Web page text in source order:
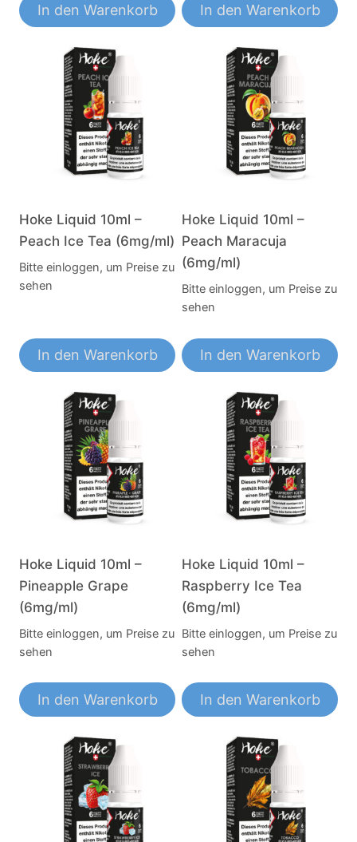
In den Warenkorb In den Warenkorb
Hoke Liquid 10ml –
Peach Ice Tea (6mg/ml)
Bitte einloggen, um Preise zu
sehen
In den Warenkorb
Hoke Liquid 10ml –
Peach Maracuja
(6mg/ml)
Bitte einloggen, um Preise zu
sehen
In den Warenkorb
Hoke Liquid 10ml –
Pineapple Grape
(6mg/ml)
Bitte einloggen, um Preise zu
sehen
In den Warenkorb
Hoke Liquid 10ml –
Raspberry Ice Tea
(6mg/ml)
Bitte einloggen, um Preise zu
sehen
In den Warenkorb